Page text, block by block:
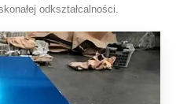
odkształcalności.